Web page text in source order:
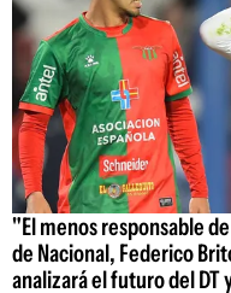
"El menos responsable
de Nacional, Federico
analizará el futuro del DT